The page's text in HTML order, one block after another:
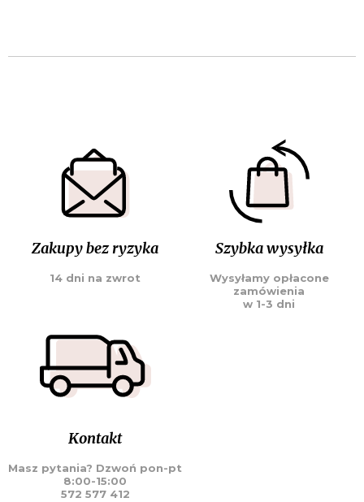
Zakupy bez ryzyka
14 dni na zwrot
Szybka wysyłka
Wysyłamy opłacone
zamówienia
w 1-3 dni
Kontakt
Masz pytania? Dzwoń pon-pt
8:00-15:00
572 577 412